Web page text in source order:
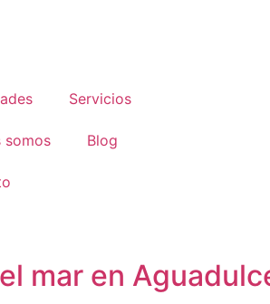
Servicios
somos Blog
mar en